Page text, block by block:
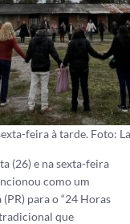
feira à tarde. Foto:
(26) e na sexta-feira
como um
para o “24 Horas
que